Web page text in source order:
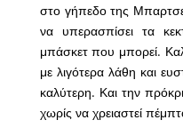
στο γήπεδο της
να υπερασπίσει τα
μπάσκετ που μπορεί.
με λιγότερα λάθη και
καλύτερη. Και την
χωρίς να χρειαστεί